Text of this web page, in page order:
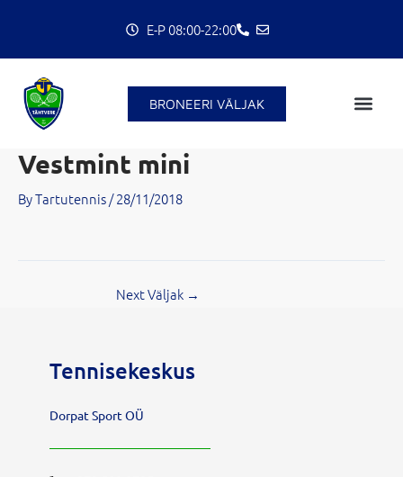
content
E-P 08:00-22:00
BRONEERI VÄLJAK
Vestmint mini
ByTartutennis/28/11/2018
Next Väljak →
Tennisekeskus
Dorpat Sport OÜ